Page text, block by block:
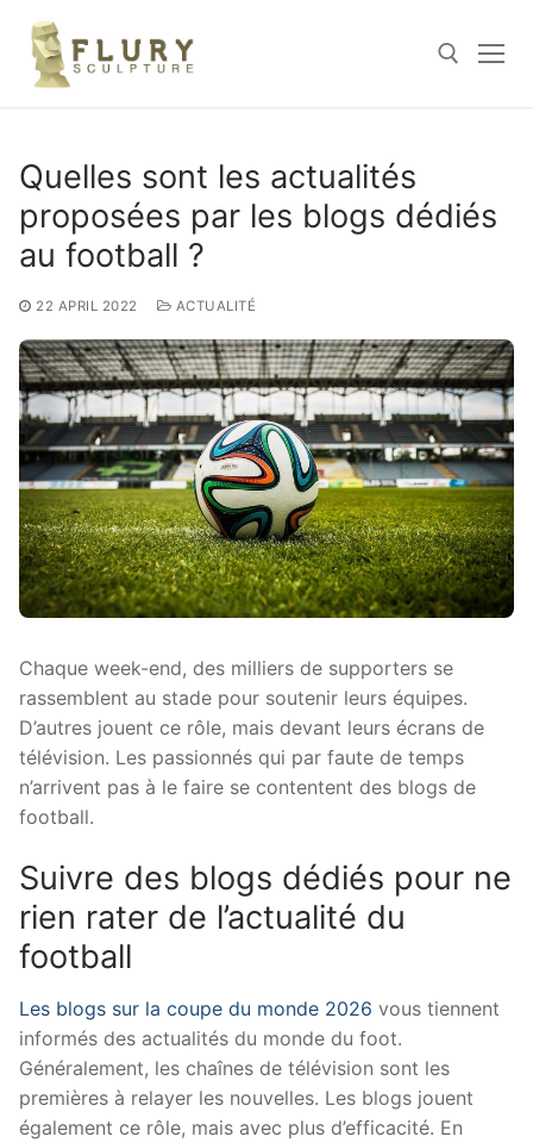
content
Quelles sont les actualités
proposées par les blogs dédiés
au football ?
22 APRIL 2022 ACTUALITÉ
Chaque week-end, des milliers de supporters se
rassemblent au stade pour soutenir leurs équipes.
D’autres jouent ce rôle, mais devant leurs écrans de
télévision. Les passionnés qui par faute de temps
n’arrivent pas à le faire se contentent des blogs de
football.
Suivre des blogs dédiés pour ne
rien rater de l’actualité du
football
Les blogs sur la coupe du monde 2026 vous tiennent
informés des actualités du monde du foot.
Généralement, les chaînes de télévision sont les
premières à relayer les nouvelles. Les blogs jouent
également ce rôle, mais avec plus d’efficacité. En